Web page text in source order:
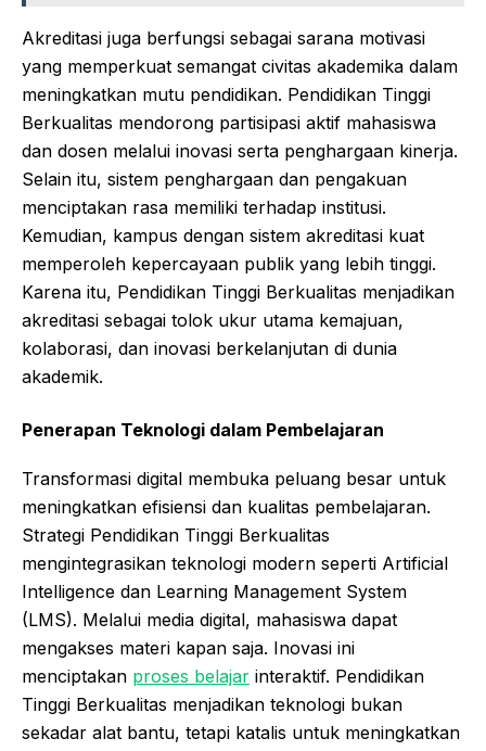
Akreditasi juga berfungsi sebagai sarana motivasi
yang memperkuat semangat civitas akademika dalam
meningkatkan mutu pendidikan. Pendidikan Tinggi
Berkualitas mendorong partisipasi aktif mahasiswa
dan dosen melalui inovasi serta penghargaan kinerja.
Selain itu, sistem penghargaan dan pengakuan
menciptakan rasa memiliki terhadap institusi.
Kemudian, kampus dengan sistem akreditasi kuat
memperoleh kepercayaan publik yang lebih tinggi.
Karena itu, Pendidikan Tinggi Berkualitas menjadikan
akreditasi sebagai tolok ukur utama kemajuan,
kolaborasi, dan inovasi berkelanjutan di dunia
akademik.
Penerapan Teknologi dalam Pembelajaran
Transformasi digital membuka peluang besar untuk
meningkatkan efisiensi dan kualitas pembelajaran.
Strategi Pendidikan Tinggi Berkualitas
mengintegrasikan teknologi modern seperti Artificial
Intelligence dan Learning Management System
(LMS). Melalui media digital, mahasiswa dapat
mengakses materi kapan saja. Inovasi ini
menciptakan proses belajar interaktif. Pendidikan
Tinggi Berkualitas menjadikan teknologi bukan
sekadar alat bantu, tetapi katalis untuk meningkatkan